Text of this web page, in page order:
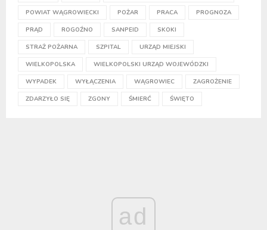
POWIAT WĄGROWIECKI POŻAR PRACA PROGNOZA
PRĄD ROGOŹNO SANPEID SKOKI
STRAŻ POŻARNA SZPITAL URZĄD MIEJSKI
WIELKOPOLSKA WIELKOPOLSKI URZĄD WOJEWÓDZKI
WYPADEK WYŁĄCZENIA WĄGROWIEC ZAGROŻENIE
ZDARZYŁO SIĘ ZGONY ŚMIERĆ ŚWIĘTO
ad